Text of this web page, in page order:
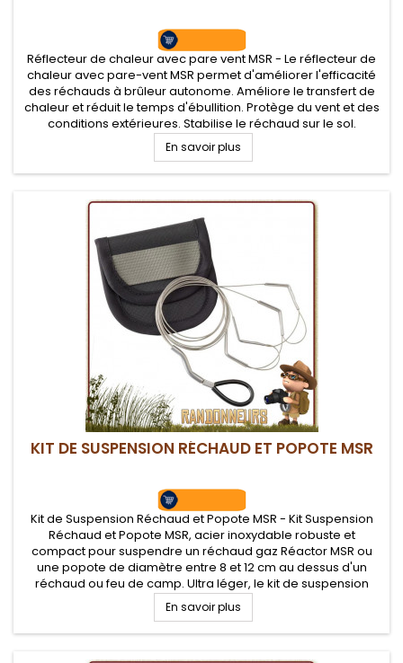
Réflecteur de chaleur avec pare vent MSR - Le réflecteur de
chaleur avec pare-vent MSR permet d'améliorer l'efficacité
des réchauds à brûleur autonome. Améliore le transfert de
chaleur et réduit le temps d'ébullition. Protège du vent et des
conditions extérieures. Stabilise le réchaud sur le sol.
En savoir plus
KIT DE SUSPENSION RÉCHAUD ET POPOTE MSR
Kit de Suspension Réchaud et Popote MSR - Kit Suspension
Réchaud et Popote MSR, acier inoxydable robuste et
compact pour suspendre un réchaud gaz Réactor MSR ou
une popote de diamètre entre 8 et 12 cm au dessus d'un
réchaud ou feu de camp. Ultra léger, le kit de suspension
MSR se range dans sa housse
En savoir plus